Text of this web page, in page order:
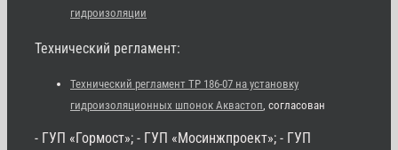
гидроизоляции
Технический регламент:
Технический регламент ТР 186-07 на установку
гидроизоляционных шпонок Аквастоп, согласован
- ГУП «Гормост»; - ГУП «Мосинжпроект»; - ГУП